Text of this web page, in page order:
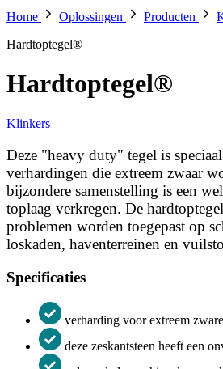
Home Oplossingen Producten
Hardtoptegel®
Hardtoptegel®
Klinkers
Deze "heavy duty" tegel is
verhardingen die extreem zwaar
bijzondere samenstelling is een
toplaag verkregen. De
problemen worden toegepast op
loskaden, haventerreinen en
Specificaties
verharding voor extreem
deze zeskantsteen heeft een